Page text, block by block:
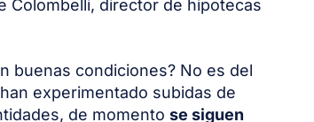
Colombelli, director de hipotecas
buenas condiciones? No es del
han experimentado subidas de
de momento se siguen